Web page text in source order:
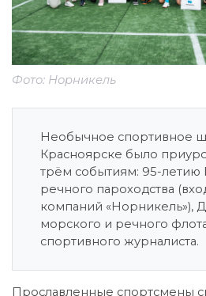
Фото: Норникель
Необычное спортивное
Красноярске было
трём событиям: 95-летию
речного пароходства
компаний «Норникель»),
морского и речного
спортивного журналиста.
Прославленные спортсмены